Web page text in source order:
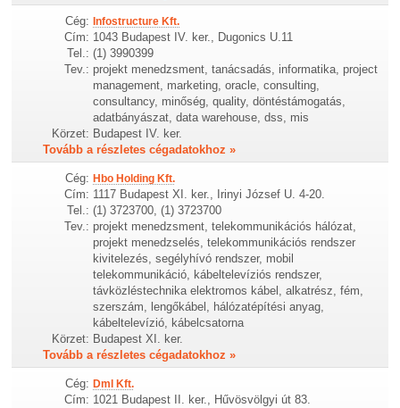
Cég: Infostructure Kft.
Cím: 1043 Budapest IV. ker., Dugonics U.11
Tel.: (1) 3990399
Tev.: projekt menedzsment, tanácsadás, informatika, project
management, marketing, oracle, consulting,
consultancy, minőség, quality, döntéstámogatás,
adatbányászat, data warehouse, dss, mis
Körzet: Budapest IV. ker.
Tovább a részletes cégadatokhoz »
Cég: Hbo Holding Kft.
Cím: 1117 Budapest XI. ker., Irinyi József U. 4-20.
Tel.: (1) 3723700, (1) 3723700
Tev.: projekt menedzsment, telekommunikációs hálózat,
projekt menedzselés, telekommunikációs rendszer
kivitelezés, segélyhívó rendszer, mobil
telekommunikáció, kábeltelevíziós rendszer,
távközléstechnika elektromos kábel, alkatrész, fém,
szerszám, lengőkábel, hálózatépítési anyag,
kábeltelevízió, kábelcsatorna
Körzet: Budapest XI. ker.
Tovább a részletes cégadatokhoz »
Cég: Dml Kft.
Cím: 1021 Budapest II. ker., Hűvösvölgyi út 83.